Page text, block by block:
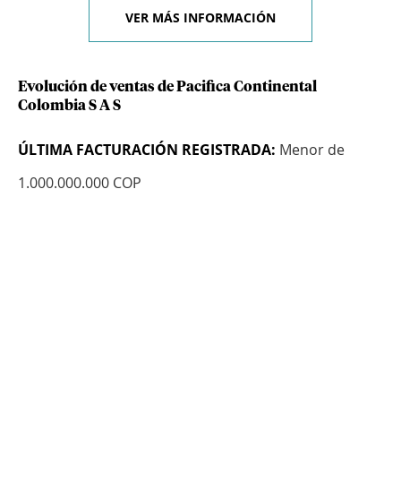
VER MÁS INFORMACIÓN
Evolución de ventas de Pacifica Continental
Colombia S A S
ÚLTIMA FACTURACIÓN REGISTRADA: Menor de
1.000.000.000 COP